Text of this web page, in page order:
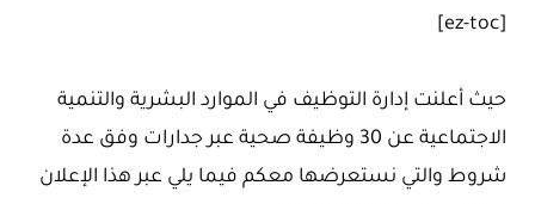
[ez-toc]
حيث أعلنت إدارة التوظيف في الموارد البشرية والتنمية
الاجتماعية عن 30 وظيفة صحية عبر جدارات وفق عدة
شروط والتي نستعرضها معكم فيما يلي عبر هذا الإعلان